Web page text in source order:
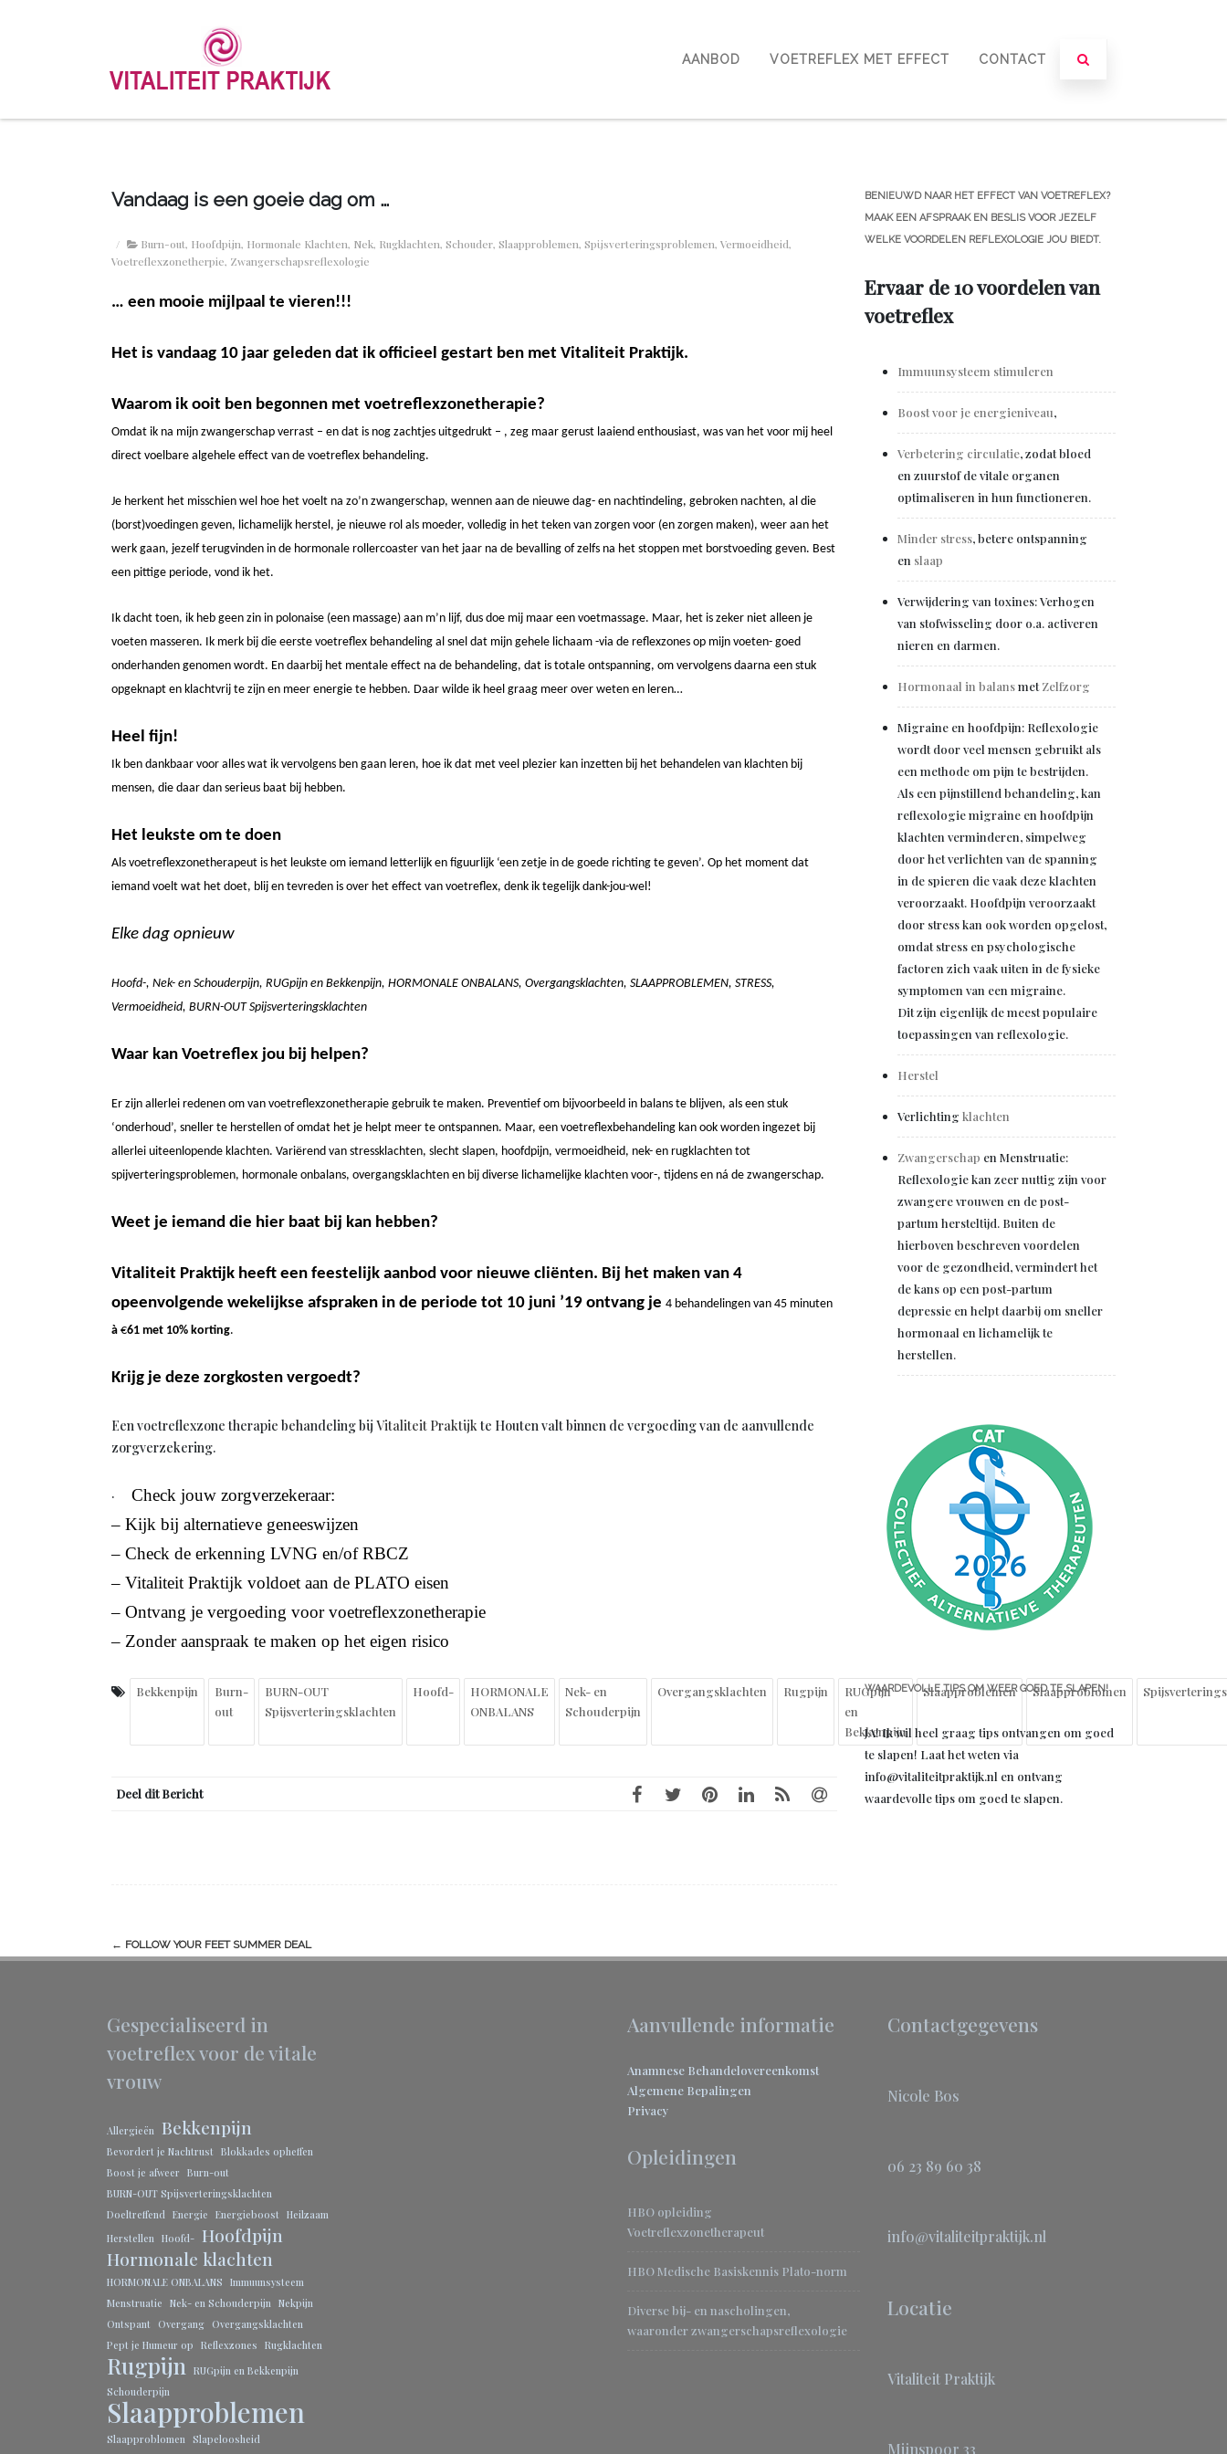
AANBOD VOETREFLEX MET EFFECT CONTACT
Vandaag is een goeie dag om …
/ Burn-out, Hoofdpijn, Hormonale Klachten, Nek, Rugklachten, Schouder, Slaapproblemen, Spijsverteringsproblemen, Vermoeidheid,
Voetreflexzonetherpie, Zwangerschapsreflexologie
… een mooie mijlpaal te vieren!!!
Het is vandaag 10 jaar geleden dat ik officieel gestart ben met Vitaliteit Praktijk.
Waarom ik ooit ben begonnen met voetreflexzonetherapie?
Omdat ik na mijn zwangerschap verrast – en dat is nog zachtjes uitgedrukt – , zeg maar gerust laaiend enthousiast, was van het voor mij heel
direct voelbare algehele effect van de voetreflex behandeling.
Je herkent het misschien wel hoe het voelt na zo’n zwangerschap, wennen aan de nieuwe dag- en nachtindeling, gebroken nachten, al die
(borst)voedingen geven, lichamelijk herstel, je nieuwe rol als moeder, volledig in het teken van zorgen voor (en zorgen maken), weer aan het
werk gaan, jezelf terugvinden in de hormonale rollercoaster van het jaar na de bevalling of zelfs na het stoppen met borstvoeding geven. Best
een pittige periode, vond ik het.
Ik dacht toen, ik heb geen zin in polonaise (een massage) aan m’n lijf, dus doe mij maar een voetmassage. Maar, het is zeker niet alleen je
voeten masseren. Ik merk bij die eerste voetreflex behandeling al snel dat mijn gehele lichaam -via de reflexzones op mijn voeten- goed
onderhanden genomen wordt. En daarbij het mentale effect na de behandeling, dat is totale ontspanning, om vervolgens daarna een stuk
opgeknapt en klachtvrij te zijn en meer energie te hebben. Daar wilde ik heel graag meer over weten en leren…
Heel fijn!
Ik ben dankbaar voor alles wat ik vervolgens ben gaan leren, hoe ik dat met veel plezier kan inzetten bij het behandelen van klachten bij
mensen, die daar dan serieus baat bij hebben.
Het leukste om te doen
Als voetreflexzonetherapeut is het leukste om iemand letterlijk en figuurlijk ‘een zetje in de goede richting te geven’. Op het moment dat
iemand voelt wat het doet, blij en tevreden is over het effect van voetreflex, denk ik tegelijk dank-jou-wel!
Elke dag opnieuw
Hoofd-, Nek- en Schouderpijn, RUGpijn en Bekkenpijn, HORMONALE ONBALANS, Overgangsklachten, SLAAPPROBLEMEN, STRESS,
Vermoeidheid, BURN-OUT Spijsverteringsklachten
Waar kan Voetreflex jou bij helpen?
Er zijn allerlei redenen om van voetreflexzonetherapie gebruik te maken. Preventief om bijvoorbeeld in balans te blijven, als een stuk
‘onderhoud’, sneller te herstellen of omdat het je helpt meer te ontspannen. Maar, een voetreflexbehandeling kan ook worden ingezet bij
allerlei uiteenlopende klachten. Variërend van stressklachten, slecht slapen, hoofdpijn, vermoeidheid, nek- en rugklachten tot
spijverteringsproblemen, hormonale onbalans, overgangsklachten en bij diverse lichamelijke klachten voor-, tijdens en ná de zwangerschap.
Weet je iemand die hier baat bij kan hebben?
Vitaliteit Praktijk heeft een feestelijk aanbod voor nieuwe cliënten. Bij het maken van 4
opeenvolgende wekelijkse afspraken in de periode tot 10 juni ’19 ontvang je 4 behandelingen van 45 minuten
à €61 met 10% korting.
Krijg je deze zorgkosten vergoedt?
Een voetreflexzone therapie behandeling bij Vitaliteit Praktijkte Houten valt binnen de vergoeding van de aanvullende
zorgverzekering.
·
Check jouw zorgverzekeraar:
– Kijk bij alternatieve geneeswijzen
– Check de erkenning LVNG en/of RBCZ
– Vitaliteit Praktijk voldoet aan de PLATO eisen
– Ontvang je vergoeding voor voetreflexzonetherapie
– Zonder aanspraak te maken op het eigen risico
Bekkenpijn
Burn-
out
BURN-OUT
Spijsverteringsklachten
Hoofd-
HORMONALE
ONBALANS
Nek- en
Schouderpijn
Overgangsklachten Rugpijn
RUGpijn
en
Bekkenpijn
Slaapproblemen Slaapproblomen
Deel dit Bericht
Berichtnavigatie
← FOLLOW YOUR FEET SUMMER DEAL
BENIEUWD NAAR HET EFFECT VAN VOETREFLEX?
MAAK EEN AFSPRAAK EN BESLIS VOOR JEZELF
WELKE VOORDELEN REFLEXOLOGIE JOU BIEDT.
Ervaar de 10 voordelen van
voetreflex
Immuunsysteem stimuleren
Boost voor je energieniveau,
Verbetering circulatie, zodat bloed
en zuurstof de vitale organen
optimaliseren in hun functioneren.
Minder stress, betere ontspanning
en slaap
Verwijdering van toxines: Verhogen
van stofwisseling door o.a. activeren
nieren en darmen.
Hormonaal in balansmetZelfzorg
Migraine en hoofdpijn: Reflexologie
wordt door veel mensen gebruikt als
een methode om pijn te bestrijden.
Als een pijnstillend behandeling, kan
reflexologie migraine en hoofdpijn
klachten verminderen, simpelweg
door het verlichten van de spanning
in de spieren die vaak deze klachten
veroorzaakt. Hoofdpijn veroorzaakt
door stress kan ook worden opgelost,
omdat stress en psychologische
factoren zich vaak uiten in de fysieke
symptomen van een migraine.
Dit zijn eigenlijk de meest populaire
toepassingen van reflexologie.
Herstel
Verlichting klachten
Zwangerschap en Menstruatie:
Reflexologie kan zeer nuttig zijn voor
zwangere vrouwen en de post-
partum hersteltijd. Buiten de
hierboven beschreven voordelen
voor de gezondheid, vermindert het
de kans op een post-partum
depressie en helpt daarbij om sneller
hormonaal en lichamelijk te
herstellen.
WAARDEVOLLE TIPS OM WEER GOED TE SLAPEN!
JA! Ik wil heel graag tips ontvangen om goed
te slapen! Laat het weten via
info@vitaliteitpraktijk.nl en ontvang
waardevolle tips om goed te slapen.
Gespecialiseerd in
voetreflex voor de vitale
vrouw
Allergieën Bekkenpijn
Bevordert je Nachtrust Blokkades opheffen
Boost je afweer Burn-out
BURN-OUT Spijsverteringsklachten
Doeltreffend Energie Energieboost Heilzaam
Herstellen Hoofd- Hoofdpijn
Hormonale klachten
HORMONALE ONBALANS Immuunsysteem
Menstruatie Nek- en Schouderpijn Nekpijn
Ontspant
Overgang Overgangsklachten
Pept je Humeur op Reflexzones Rugklachten
Rugpijn
RUGpijn en Bekkenpijn
Schouderpijn
Slaapproblemen
Slaapproblomen Slapeloosheid
Aanvullende informatie
Anamnese Behandelovereenkomst
Algemene Bepalingen
Privacy
Opleidingen
HBO opleiding
Voetreflexzonetherapeut
HBO Medische Basiskennis Plato-norm
Diverse bij- en nascholingen,
waaronder zwangerschapsreflexologie
Contactgegevens
Nicole Bos
06 23 89 60 38
info@vitaliteitpraktijk.nl
Locatie
Vitaliteit Praktijk
Mijnspoor 33